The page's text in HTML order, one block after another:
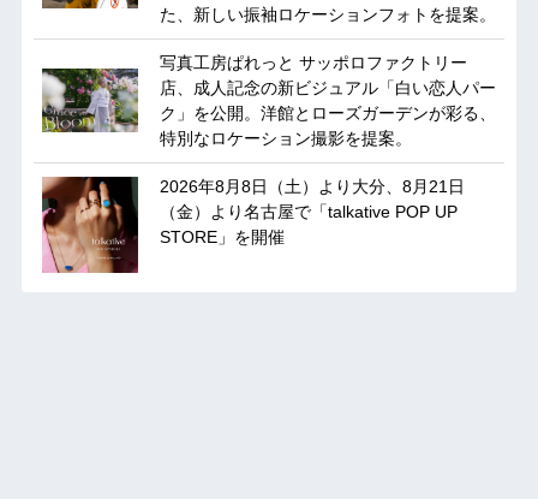
た、新しい振袖ロケーションフォトを提案。
写真工房ぱれっと サッポロファクトリー
店、成人記念の新ビジュアル「白い恋人パー
ク」を公開。洋館とローズガーデンが彩る、
特別なロケーション撮影を提案。
2026年8月8日（土）より大分、8月21日
（金）より名古屋で「talkative POP UP
STORE」を開催